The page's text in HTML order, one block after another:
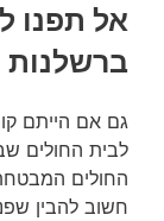
אל תפנו
ברשלנות
גם אם הייתם
לבית החולים
החולים
חשוב להבין